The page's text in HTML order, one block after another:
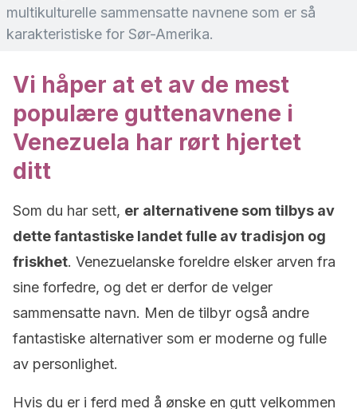
multikulturelle sammensatte navnene som er så
karakteristiske for Sør-Amerika.
Vi håper at et av de mest
populære guttenavnene i
Venezuela har rørt hjertet
ditt
Som du har sett, er alternativene som tilbys av
dette fantastiske landet fulle av tradisjon og
friskhet. Venezuelanske foreldre elsker arven fra
sine forfedre, og det er derfor de velger
sammensatte navn. Men de tilbyr også andre
fantastiske alternativer som er moderne og fulle
av personlighet.
Hvis du er i ferd med å ønske en gutt velkommen